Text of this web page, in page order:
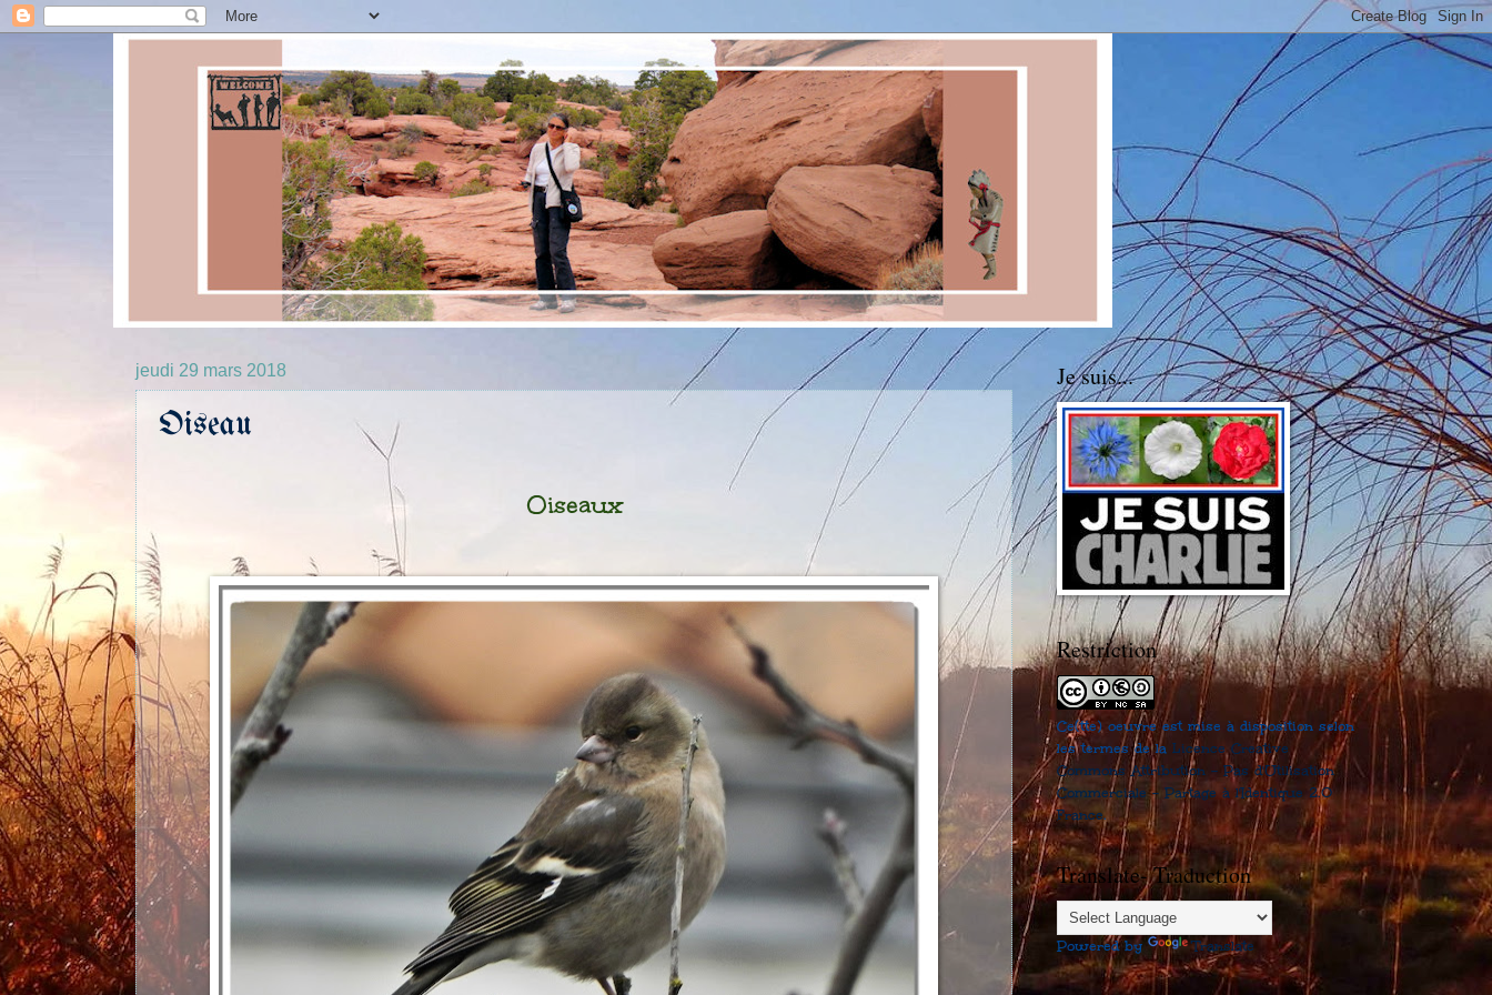
jeudi 29 mars 2018
Oiseau
Oiseaux
Je suis...
Restriction
Ce(tte) oeuvre est mise à disposition selon
les termes de la Licence Creative
Commons Attribution - Pas d'Utilisation
Commerciale - Partage à l'Identique 2.0
France.
Translate- Traduction
Powered by Translate